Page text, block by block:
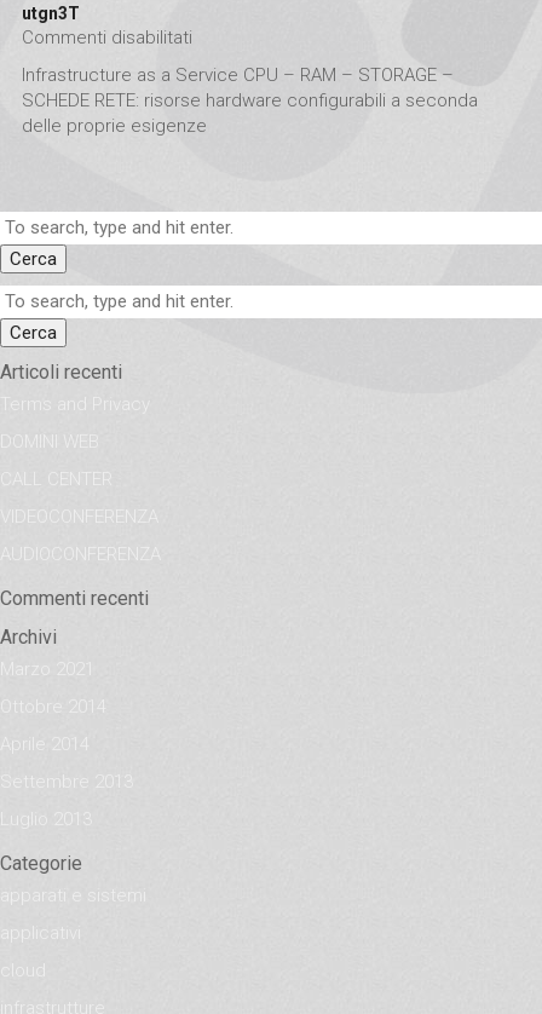
utgn3T
Commenti disabilitati
Infrastructure as a Service CPU – RAM – STORAGE –
SCHEDE RETE: risorse hardware configurabili a seconda
delle proprie esigenze
Cerca
Cerca
Articoli recenti
Terms and Privacy
DOMINI WEB
CALL CENTER
VIDEOCONFERENZA
AUDIOCONFERENZA
Commenti recenti
Archivi
Marzo 2021
Ottobre 2014
Aprile 2014
Settembre 2013
Luglio 2013
Categorie
apparati e sistemi
applicativi
infrastrutture